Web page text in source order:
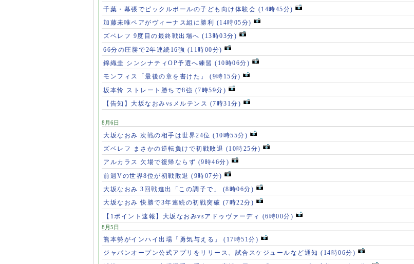
千葉・幕張でピックルボールの子ども向け体験会 (14時45分)
加藤未唯ペアがヴィーナス組に勝利 (14時05分)
ズベレフ 9度目の最終戦出場へ (13時03分)
66分の圧勝で2年連続16強 (11時00分)
錦織圭 シンシナティOP予選へ練習 (10時06分)
モンフィス「最後の章を書けた」 (9時15分)
坂本怜 ストレート勝ちで8強 (7時59分)
【告知】大坂なおみvsメルテンス (7時31分)
8月6日
大坂なおみ 次戦の相手は世界24位 (10時55分)
ズベレフ まさかの逆転負けで初戦敗退 (10時25分)
アルカラス 欠場で復帰ならず (9時46分)
前週Vの世界8位が初戦敗退 (9時07分)
大坂なおみ 3回戦進出「この調子で」 (8時06分)
大坂なおみ 快勝で3年連続の初戦突破 (7時22分)
【1ポイント速報】大坂なおみvsアドゥヴァーディ (6時00分)
8月5日
熊本勢がインハイ出場「勇気与える」 (17時51分)
ジャパンオープン公式アプリをリリース、試合スケジュールなど通知 (14時06分)